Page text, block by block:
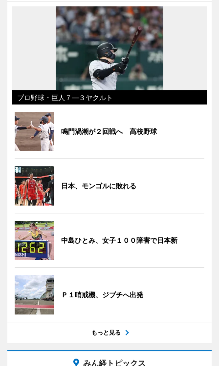
プロ野球・巨人７―３ヤクルト
鳴門渦潮が２回戦へ 高校野球
日本、モンゴルに敗れる
中島ひとみ、女子１００障害で日本新
Ｐ１哨戒機、ジブチへ出発
もっと見る
みん経トピックス